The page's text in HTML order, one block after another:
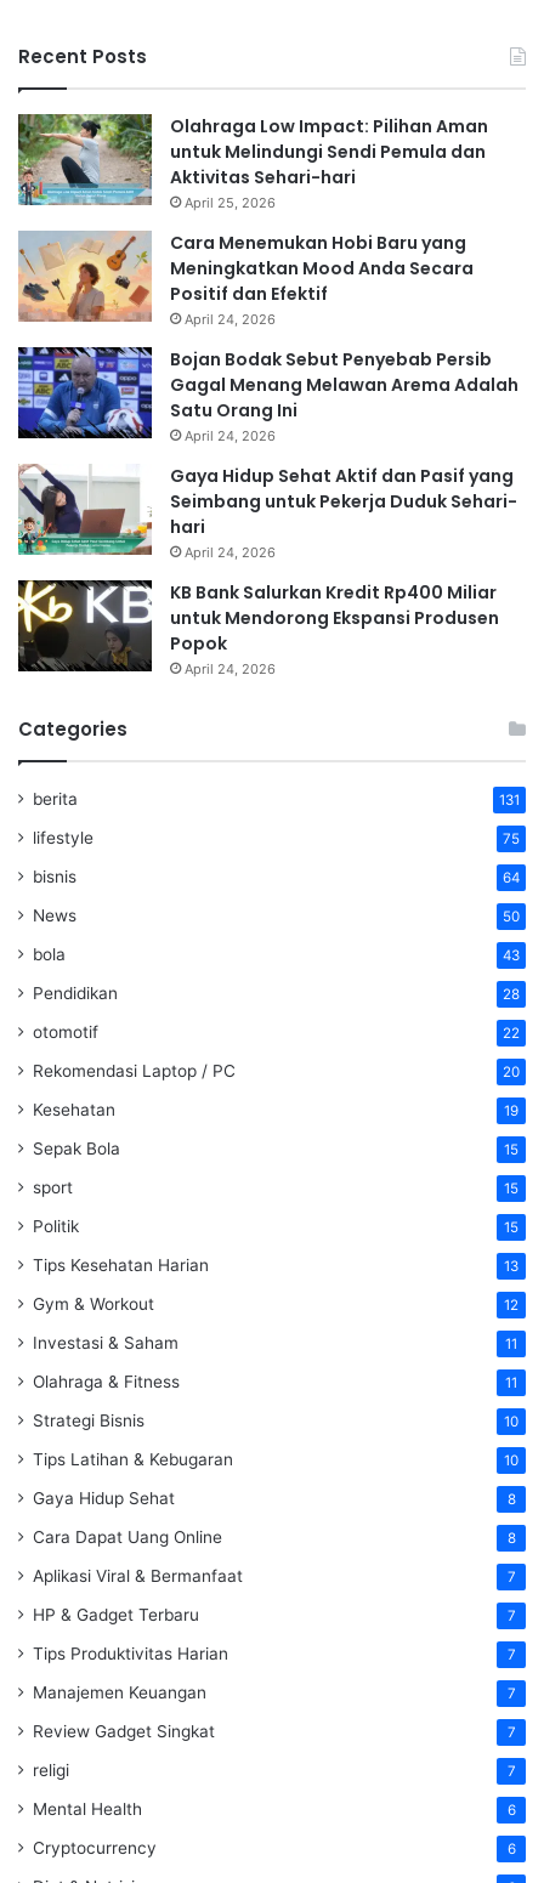
Recent Posts
Olahraga Low Impact: Pilihan Aman
untuk Melindungi Sendi Pemula dan
Aktivitas Sehari-hari
April 25, 2026
Cara Menemukan Hobi Baru yang
Meningkatkan Mood Anda Secara
Positif dan Efektif
April 24, 2026
Bojan Bodak Sebut Penyebab Persib
Gagal Menang Melawan Arema Adalah
Satu Orang Ini
April 24, 2026
Gaya Hidup Sehat Aktif dan Pasif yang
Seimbang untuk Pekerja Duduk Sehari-
hari
April 24, 2026
KB Bank Salurkan Kredit Rp400 Miliar
untuk Mendorong Ekspansi Produsen
Popok
April 24, 2026
Categories
berita 131
lifestyle 75
bisnis 64
News 50
bola 43
Pendidikan 28
otomotif 22
Rekomendasi Laptop / PC 20
Kesehatan 19
Sepak Bola 15
sport 15
Politik 15
Tips Kesehatan Harian 13
Gym & Workout 12
Investasi & Saham 11
Olahraga & Fitness 11
Strategi Bisnis 10
Tips Latihan & Kebugaran 10
Gaya Hidup Sehat 8
Cara Dapat Uang Online 8
Aplikasi Viral & Bermanfaat 7
HP & Gadget Terbaru 7
Tips Produktivitas Harian 7
Manajemen Keuangan 7
Review Gadget Singkat 7
religi 7
Mental Health 6
Cryptocurrency 6